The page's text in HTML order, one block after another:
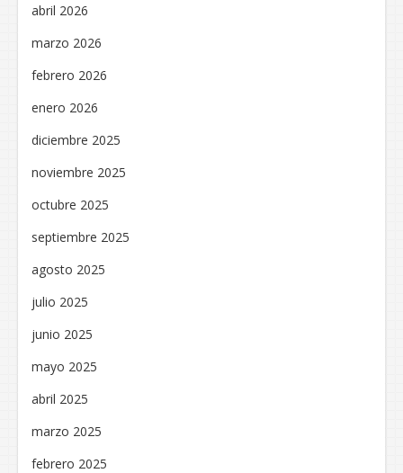
abril 2026
marzo 2026
febrero 2026
enero 2026
diciembre 2025
noviembre 2025
octubre 2025
septiembre 2025
agosto 2025
julio 2025
junio 2025
mayo 2025
abril 2025
marzo 2025
febrero 2025